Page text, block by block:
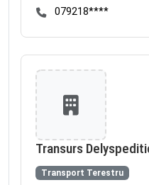
079218****
Transurs
Transport Terestru